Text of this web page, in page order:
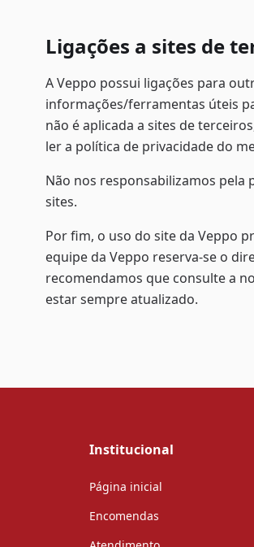
Ligações a sites de
A Veppo possui ligações para
informações/ferramentas úteis
não é aplicada a sites de
ler a política de privacidade do
Não nos responsabilizamos
sites.
Por fim, o uso do site da Veppo
equipe da Veppo reserva-se o
recomendamos que consulte a
estar sempre atualizado.
Institucional
Página inicial
Encomendas